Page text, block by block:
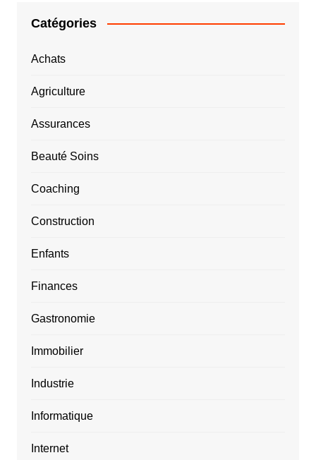
Catégories
Achats
Agriculture
Assurances
Beauté Soins
Coaching
Construction
Enfants
Finances
Gastronomie
Immobilier
Industrie
Informatique
Internet